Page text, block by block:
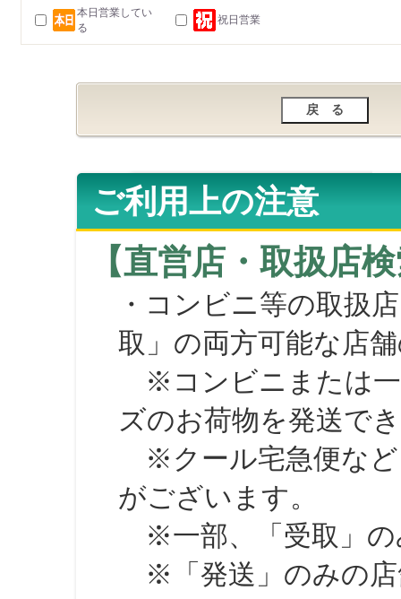
本日営業してい
る
祝日営業
ご利用上の注意
【直営店・取扱店
・コンビニ等の取扱
取」の両方可能な店
※コンビニまたは一
ズのお荷物を発送で
※クール宅急便など
がございます。
※一部、「受取」の
※「発送」のみの店